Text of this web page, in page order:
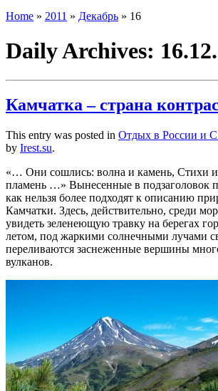
Home » 2011 » Декабрь » 16
Daily Archives:
Камчатка – страна
This entry was posted in Отдых в России и
by Irest.su.
«… Они сошлись: волна и камень, Стихи и
пламень …» Вынесенные в подзаголовок
как нельзя более подходят к описанию
Камчатки. Здесь, действительно, среди
увидеть зеленеющую травку на берегах
летом, под жаркими солнечными лучами
переливаются заснеженные вершины
вулканов.